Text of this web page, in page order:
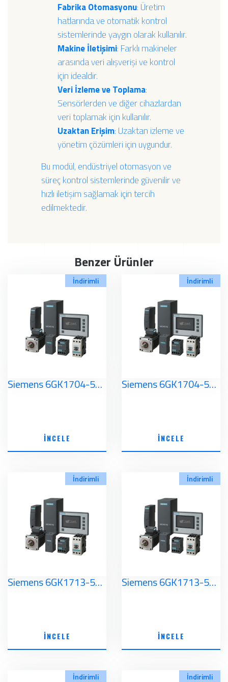
Fabrika Otomasyonu: Üretim
hatlarında ve otomatik kontrol
sistemlerinde yaygın olarak kullanılır.
Makine İletişimi: Farklı makineler
arasında veri alışverişi ve kontrol
için idealdir.
Veri İzleme ve Toplama:
Sensörlerden ve diğer cihazlardan
veri toplamak için kullanılır.
Uzaktan Erişim: Uzaktan izleme ve
yönetim çözümleri için uygundur.
Bu modül, endüstriyel otomasyon ve
süreç kontrol sistemlerinde güvenilir ve
hızlı iletişim sağlamak için tercih
edilmektedir.
Benzer Ürünler
İndirimli
Siemens 6GK1704-5CW80-3AA0 Simatic NET
İNCELE
İndirimli
Siemens 6GK1704-5DW80-3AA0 Simatic NET
İNCELE
İndirimli
Siemens 6GK1713-5CB80-3AA0 Simatic NET
İNCELE
İndirimli
Siemens 6GK1713-5DB80-3AA0 Simatic NET
İNCELE
İndirimli İndirimli